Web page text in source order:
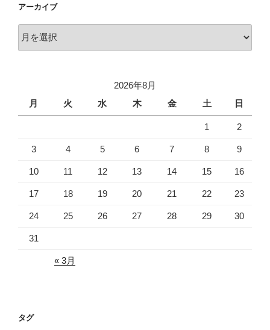
アーカイブ
ー
2026年8月
月
火 水 木 金 土 日
1 2
3 4 5 6 7 8 9
10 11 12 13 14 15 16
17 18 19 20 21 22 23
24 25 26 27 28 29 30
31
« 3月
タグ